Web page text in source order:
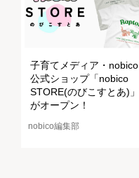
子育てメディア・nobico
公式ショップ「nobico
STORE(のびこすとあ)」
がオープン！
nobico編集部